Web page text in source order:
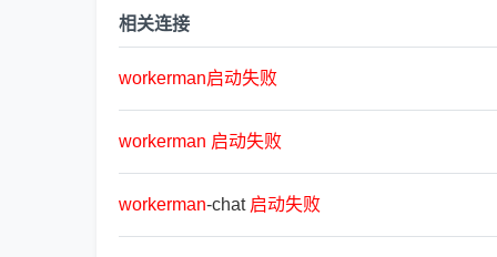
相关连接
workerman启动失败
workerman 启动失败
workerman-chat 启动失败